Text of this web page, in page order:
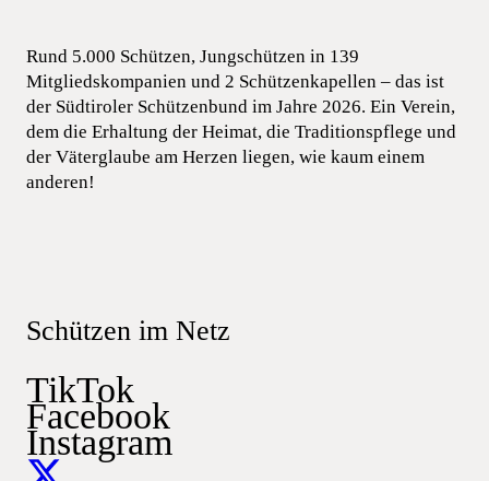
Rund 5.000 Schützen, Jungschützen in 139
Mitgliedskompanien und 2 Schützenkapellen – das ist
der Südtiroler Schützenbund im Jahre 2026. Ein Verein,
dem die Erhaltung der Heimat, die Traditionspflege und
der Väterglaube am Herzen liegen, wie kaum einem
anderen!
Schützen im Netz
TikTok
Facebook
Instagram